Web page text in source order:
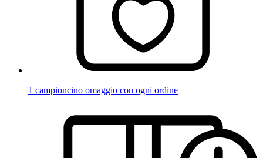
1 campioncino omaggio con ogni ordine